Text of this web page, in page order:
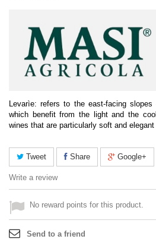
Levarìe: refers to the east-facing
which benefit from the light and the
wines that are particularly soft and elegant
Tweet Share Google+
Write a review
No reward points for this product.
Send to a friend